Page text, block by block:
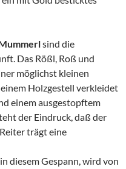
sind die
Das Rößl, Roß und
möglichst kleinen
Holzgestell verkleidet
einem ausgestopftem
der Eindruck, daß der
trägt eine
diesem Gespann, wird von